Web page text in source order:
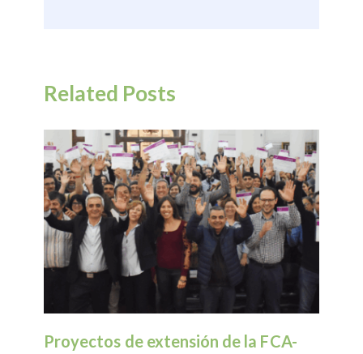
Related Posts
Proyectos de extensión de la FCA-